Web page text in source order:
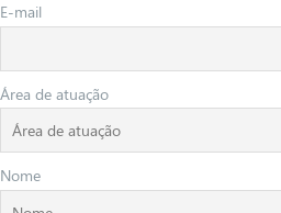
E-mail
Área de atuação
Nome